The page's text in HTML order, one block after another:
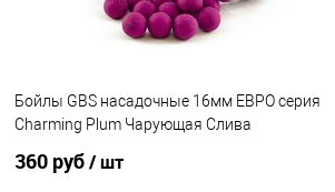
Бойлы GBS насадочные 16мм ЕВРО серия
Charming Plum Чарующая Слива
360 руб/ шт